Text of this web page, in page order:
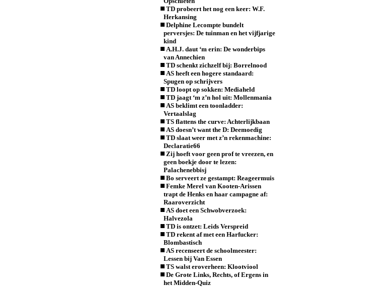
TD probeert het nog een keer: W.F.
Herkansing
Delphine Lecompte bundelt
perversjes: De tuinman en het vijfjarige
kind
A.H.J. daut ‘m erin: De wonderbips
van Annechien
TD schenkt zichzelf bij: Borrelnood
AS heeft een hogere standaard:
Spugen op schrijvers
TD loopt op sokken: Mediaheld
TD jaagt ‘m z’n hol uit: Mollenmania
AS beklimt een toonladder:
Vertaalslag
TS flattens the curve: Achterlijkbaan
AS doesn’t want the D: Deemoedig
TD slaat weer met z’n rekenmachine:
Declaratie66
Zij hoeft voor geen prof te vreezen, en
geen boekje door te lezen:
Palachenebbisj
Bo serveert ze gestampt: Reageermuis
Femke Merel van Kooten-Arissen
trapt de Henks en haar campagne af:
Raaroverzicht
AS doet een Schwobverzoek:
Halvezola
TD is ontzet: Leids Verspreid
TD rekent af met een Harfucker:
Blombastisch
AS recenseert de schoolmeester:
Lessen bij Van Essen
TS walst eroverheen: Klootviool
De Grote Links, Rechts, of Ergens in
het Midden-Quiz